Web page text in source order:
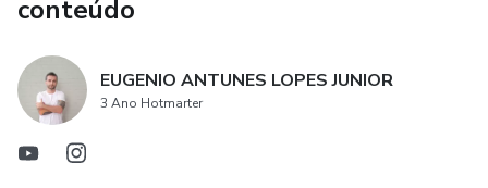
conteúdo
EUGENIO ANTUNES LOPES JUNIOR
3 Ano Hotmarter